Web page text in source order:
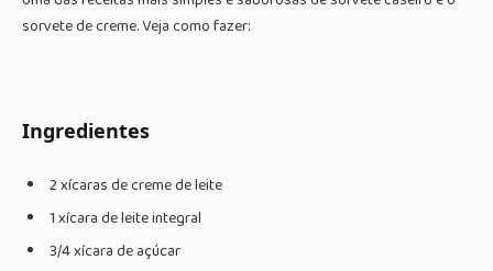
sorvete de creme. Veja como fazer:
Ingredientes
2 xícaras de creme de leite
1 xícara de leite integral
3/4 xícara de açúcar